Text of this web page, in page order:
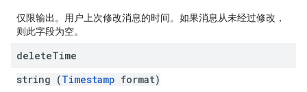
仅限输出。用户上次修改消息的时间。如果消息从未经过修改，
则此字段为空。
deleteTime
string (Timestamp format)